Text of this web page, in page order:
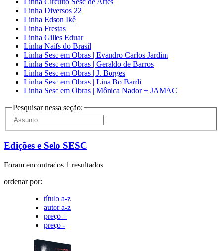
Linha Diversos 22
Linha Edson Ikê
Linha Frestas
Linha Gilles Eduar
Linha Naifs do Brasil
Linha Sesc em Obras | Evandro Carlos Jardim
Linha Sesc em Obras | Geraldo de Barros
Linha Sesc em Obras | J. Borges
Linha Sesc em Obras | Lina Bo Bardi
Linha Sesc em Obras | Mônica Nador + JAMAC
Pesquisar nessa seção:
Edições e Selo SESC
Foram encontrados 1 resultados
ordenar por:
título a-z
autor a-z
preço +
preço -